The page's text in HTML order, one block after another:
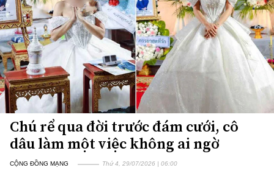
Chú rể qua đời trước đám cưới, cô
dâu làm một việc không ai ngờ
CỘNG ĐỒNG MẠNG Thứ 4, 29/07/2026 | 06:00